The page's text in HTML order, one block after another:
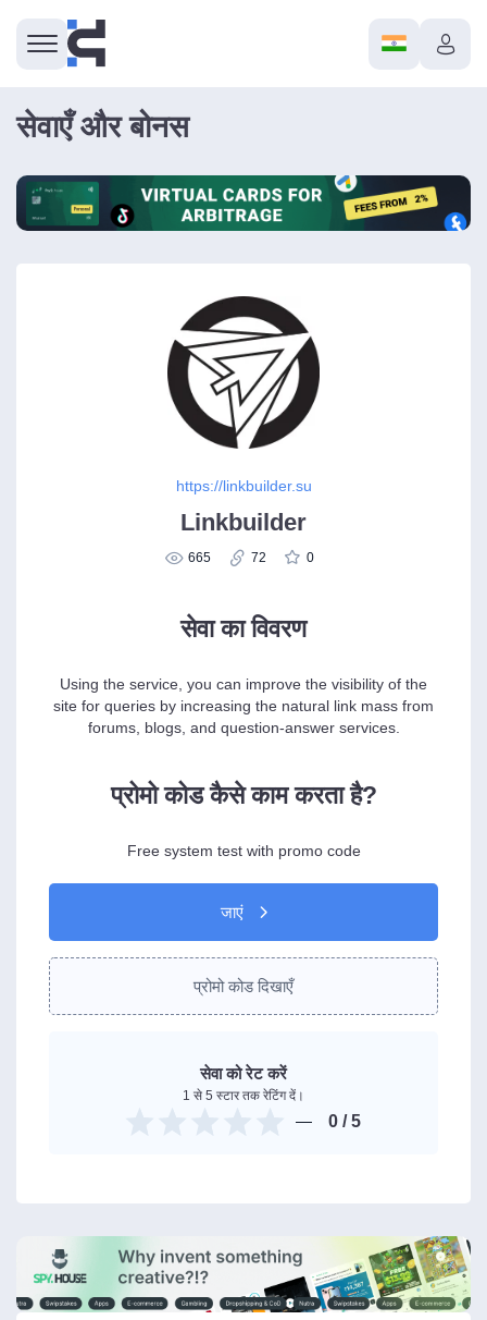
सेवाएँ और बोनस
https://linkbuilder.su
Linkbuilder
665 72 0
सेवा का विवरण
Using the service, you can improve the visibility of the
site for queries by increasing the natural link mass from
forums, blogs, and question-answer services.
प्रोमो कोड कैसे काम करता है?
Free system test with promo code
जाएं
प्रोमो कोड दिखाएँ
सेवा को रेट करें
1 से 5 स्टार तक रेटिंग दें।
0/ 5